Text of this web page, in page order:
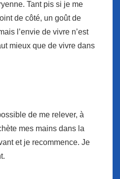
Tant pis si je me
de côté, un goût de
l’envie de vivre n’est
mieux que de vivre dans
de me relever, à
mes mains dans la
et je recommence. Je